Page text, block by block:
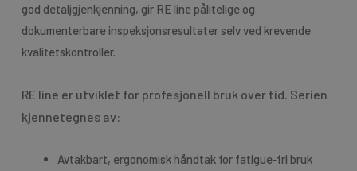
god detaljgjenkjenning, gir RE line pålitelige og
dokumenterbare inspeksjonsresultater selv ved krevende
kvalitetskontroller.
RE line er utviklet for profesjonell bruk over tid. Serien
kjennetegnes av:
Avtakbart, ergonomisk håndtak for fatigue‑fri bruk